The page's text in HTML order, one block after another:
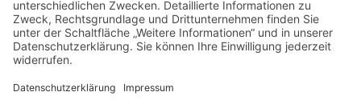
Vereinbaren Sie mit uns einen Termin
per Telefon oder E-Mail